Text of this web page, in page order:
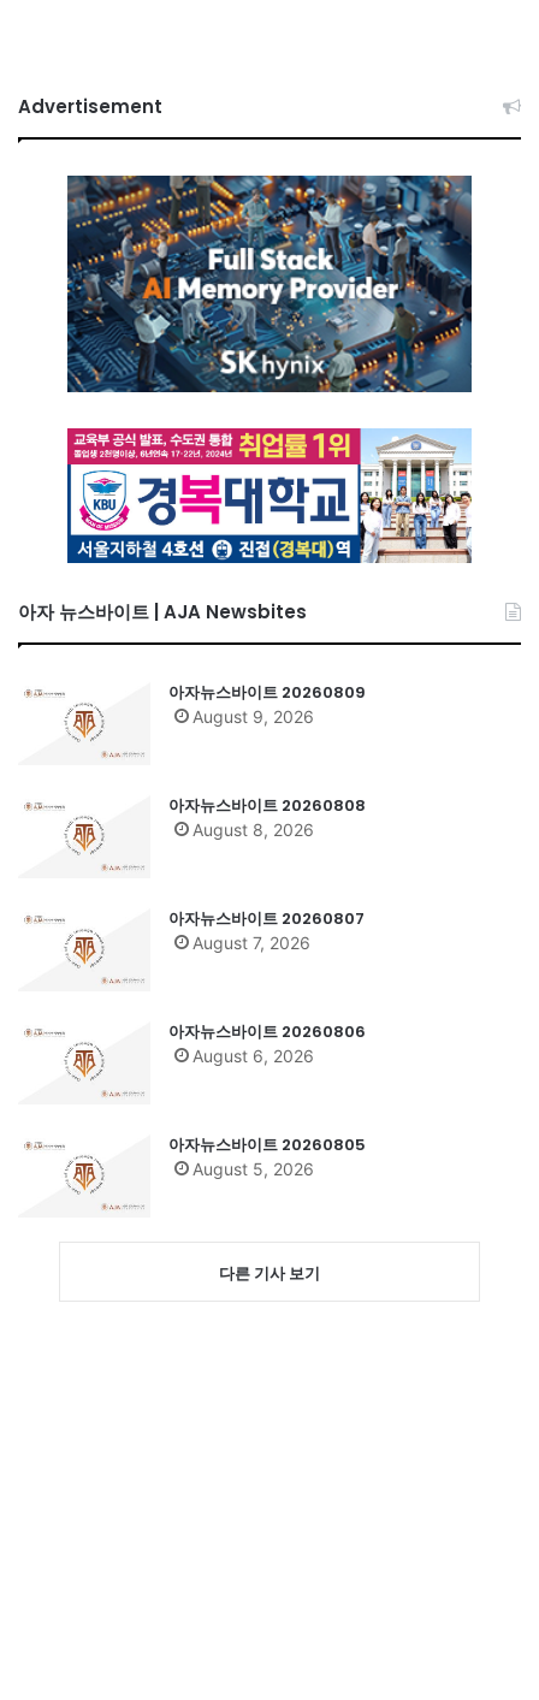
Advertisement
아자 뉴스바이트 | AJA Newsbites
아자뉴스바이트 20260809
August 9, 2026
아자뉴스바이트 20260808
August 8, 2026
아자뉴스바이트 20260807
August 7, 2026
아자뉴스바이트 20260806
August 6, 2026
아자뉴스바이트 20260805
August 5, 2026
다른 기사 보기